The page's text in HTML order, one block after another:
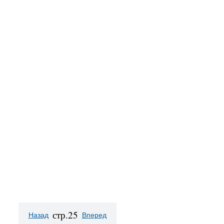
Назад стр.25 Вперед